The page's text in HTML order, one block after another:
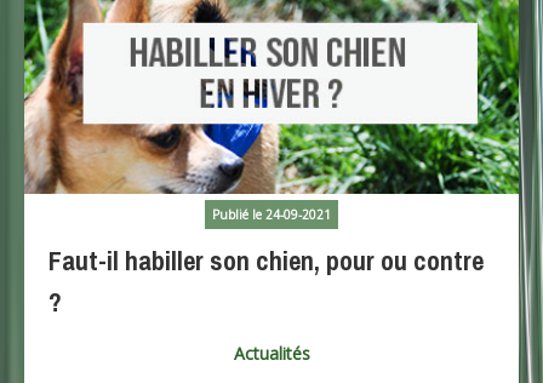
Publié le 24-09-2021
Faut-il habiller son chien, pour ou contre
?
Actualités